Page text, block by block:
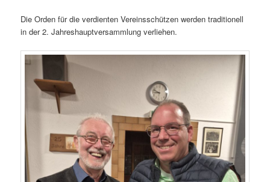
Die Orden für die verdienten Vereinsschützen werden traditionell
in der 2. Jahreshauptversammlung verliehen.